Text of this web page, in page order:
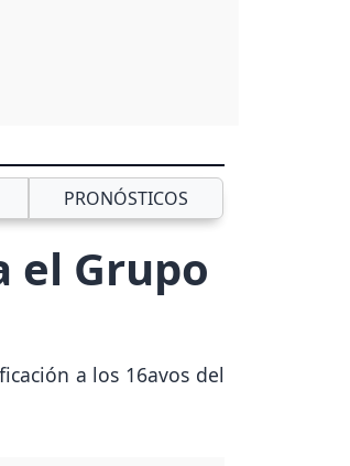
PRONÓSTICOS
el Grupo
a los 16avos del